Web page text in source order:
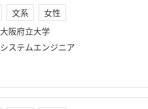
文系
女性
大阪府立大学
システムエンジニア